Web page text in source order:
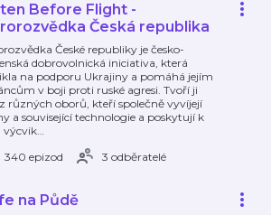
Before Flight -
Česká republika
České republiky je česko-
dobrovolnická iniciativa, která
na podporu Ukrajiny a pomáhá jejím
v boji proti ruské agresi. Tvoří ji
různých oborů, kteří společně vyvíjejí
a související technologie a poskytují k
výcvik…
340 epizod
3 odběratelé
na Půdě